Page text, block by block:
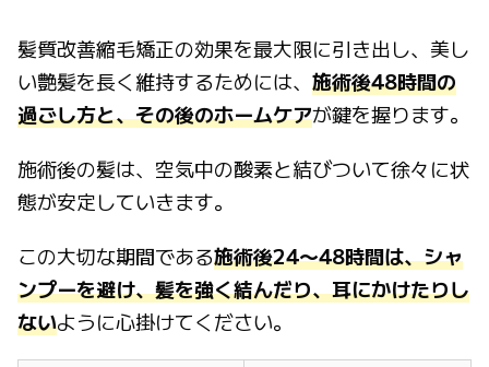
髪質改善縮毛矯正の効果を最大限に引き出し、美し
い艶髪を長く維持するためには、 施術後48時間の
過ごし方と、その後のホームケアが鍵を握ります。
施術後の髪は、空気中の酸素と結びついて徐々に状
態が安定していきます。
この大切な期間である施術後24〜48時間は、シャ
ンプーを避け、髪を強く結んだり、耳にかけたりし
ないように心掛けてください。